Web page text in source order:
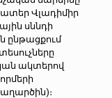
Վլադիմիր
սննդի
ընթացքում
ակտերով